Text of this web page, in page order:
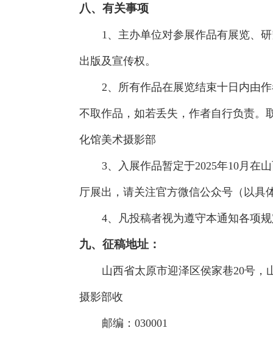
八、有关事项
1、主办单位对参展作品有展览、
出版及宣传权。
2、所有作品在展览结束十日内由
不取作品，如若丢失，作者自行负责。
化馆美术摄影部
3、入展作品暂定于2025年10月在
厅展出，请关注官方微信公众号（以具
4、凡投稿者视为遵守本通知各项
九、征稿地址：
山西省太原市迎泽区侯家巷20号，
摄影部收
邮编：030001